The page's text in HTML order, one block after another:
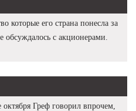
которые его страна понесла за
обсуждалось с акционерами.
Греф говорил впрочем,